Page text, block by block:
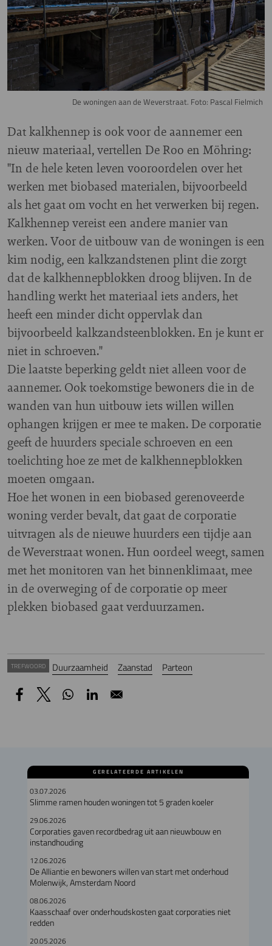
De woningen aan de Weverstraat. Foto: Pascal Fielmich
Dat kalkhennep is ook voor de aannemer een
nieuw materiaal, vertellen De Roo en Möhring:
"In de hele keten leven vooroordelen over het
werken met biobased materialen, bijvoorbeeld
als het gaat om vocht en het verwerken bij regen.
Kalkhennep vereist een andere manier van
werken. Voor de uitbouw van de woningen is een
kim nodig, een kalkzandstenen plint die zorgt
dat de kalkhennepblokken droog blijven. In de
handling werkt het materiaal iets anders, het
heeft een minder dicht oppervlak dan
bijvoorbeeld kalkzandsteenblokken. En je kunt er
niet in schroeven."
Die laatste beperking geldt niet alleen voor de
aannemer. Ook toekomstige bewoners die in de
wanden van hun uitbouw iets willen willen
ophangen krijgen er mee te maken. De corporatie
geeft de huurders speciale schroeven en een
toelichting hoe ze met de kalkhennepblokken
moeten omgaan.
Hoe het wonen in een biobased gerenoveerde
woning verder bevalt, dat gaat de corporatie
uitvragen als de nieuwe huurders een tijdje aan
de Weverstraat wonen. Hun oordeel weegt, samen
met het monitoren van het binnenklimaat, mee
in de overweging of de corporatie op meer
plekken biobased gaat verduurzamen.
TREFWOORD Duurzaamheid Zaanstad Parteon
GERELATEERDE ARTIKELEN
03.07.2026
Slimme ramen houden woningen tot 5 graden koeler
29.06.2026
Corporaties gaven recordbedrag uit aan nieuwbouw en
instandhouding
12.06.2026
De Alliantie en bewoners willen van start met onderhoud
Molenwijk, Amsterdam Noord
08.06.2026
Kaasschaaf over onderhoudskosten gaat corporaties niet
redden
20.05.2026